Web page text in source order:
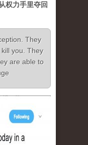
权力手里夺回
They
you. They
are able to